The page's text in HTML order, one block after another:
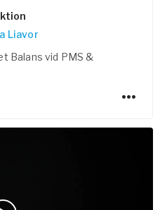
Liavor
Balans vid PMS &